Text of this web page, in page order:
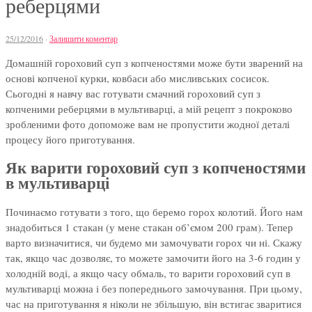
25/12/2016 · Залишити коментар
Домашній гороховий суп з копченостями може бути зварений на
основі копченої курки, ковбаси або мисливських сосисок.
Сьогодні я навчу вас готувати смачний гороховий суп з
копченими реберцями в мультиварці, а мій рецепт з покроково
зробленими фото допоможе вам не пропустити жодної деталі
процесу його приготування.
Як варити гороховий суп з копченостями
в мультиварці
Починаємо готувати з того, що беремо горох колотий. Його нам
знадобиться 1 стакан (у мене стакан об’ємом 200 грам). Тепер
варто визначитися, чи будемо ми замочувати горох чи ні. Скажу
так, якщо час дозволяє, то можете замочити його на 3-6 годин у
холодній воді, а якщо часу обмаль, то варити гороховий суп в
мультиварці можна і без попереднього замочування. При цьому,
час на приготування я ніколи не збільшую, він встигає зваритися